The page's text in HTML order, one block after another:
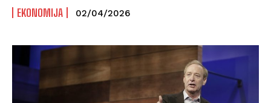
EKONOMIJA 02/04/2026